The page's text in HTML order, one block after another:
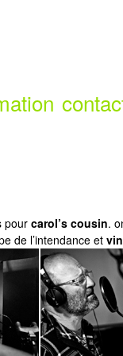
pour carol’s cousin.
de l’intendance et